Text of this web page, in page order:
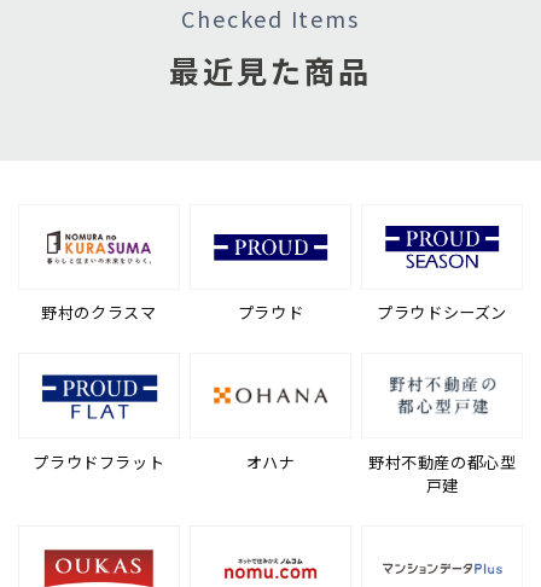
Checked Items
最近見た商品
野村のクラスマ プラウド プラウドシーズン
プラウドフラット オハナ
野村不動産の都心型
戸建